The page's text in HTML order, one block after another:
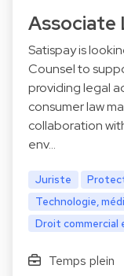
Associate
Satispay is
Counsel to
providing legal
consumer law
collaboration
env…
Juriste
Technologie,
Droit
Temps plein